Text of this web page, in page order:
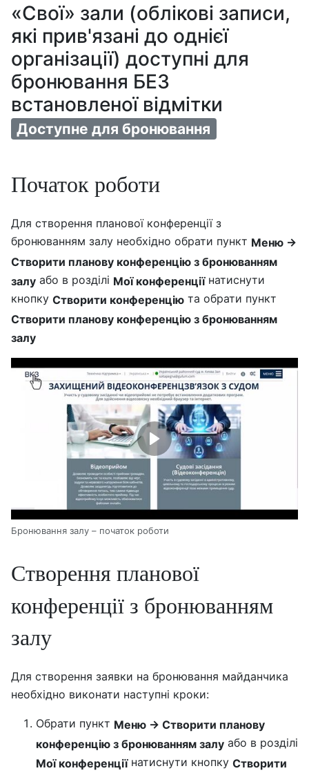
«Свої» зали (облікові записи,
які прив'язані до однієї
організації) доступні для
бронювання БЕЗ
встановленої відмітки
Доступне для бронювання
Початок роботи
Для створення планової конференції з
бронюванням залу необхідно обрати пункт Меню →
Створити планову конференцію з бронюванням
залу або в розділі Мої конференціїнатиснути
кнопку Створити конференцію та обрати пункт
Створити планову конференцію з бронюванням
залу
Бронювання залу – початок роботи
Створення планової
конференції з бронюванням
залу
Для створення заявки на бронювання майданчика
необхідно виконати наступні кроки:
Обрати пункт Меню → Створити планову
конференцію з бронюванням залу або в розділі
Мої конференціїнатиснути кнопку Створити